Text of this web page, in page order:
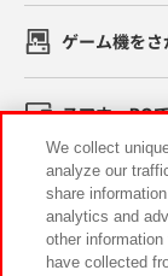
ゲーム機をさ
スマホ・PC
イベント・キ
We collect
analyze our
share
analytics and
other
have collected